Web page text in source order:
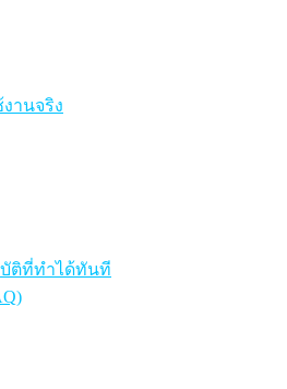
านจริง
ติที่ทำได้ทันที